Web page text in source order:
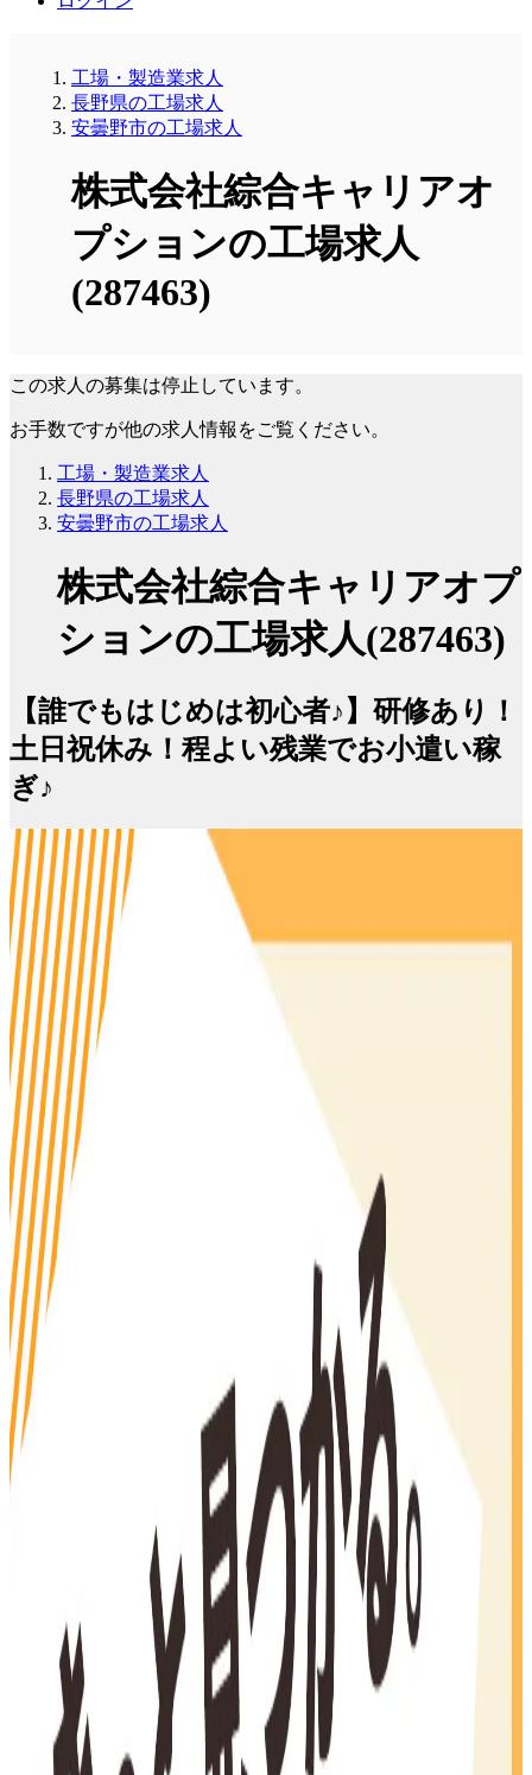
工場・製造業求人
長野県の工場求人
安曇野市の工場求人
株式会社綜合キャリアオ
プションの工場求人
(287463)
この求人の募集は停止しています。
お手数ですが他の求人情報をご覧ください。
工場・製造業求人
長野県の工場求人
安曇野市の工場求人
株式会社綜合キャリアオプ
ションの工場求人(287463)
【誰でもはじめは初心者♪】研修あり！
土日祝休み！程よい残業でお小遣い稼
ぎ♪